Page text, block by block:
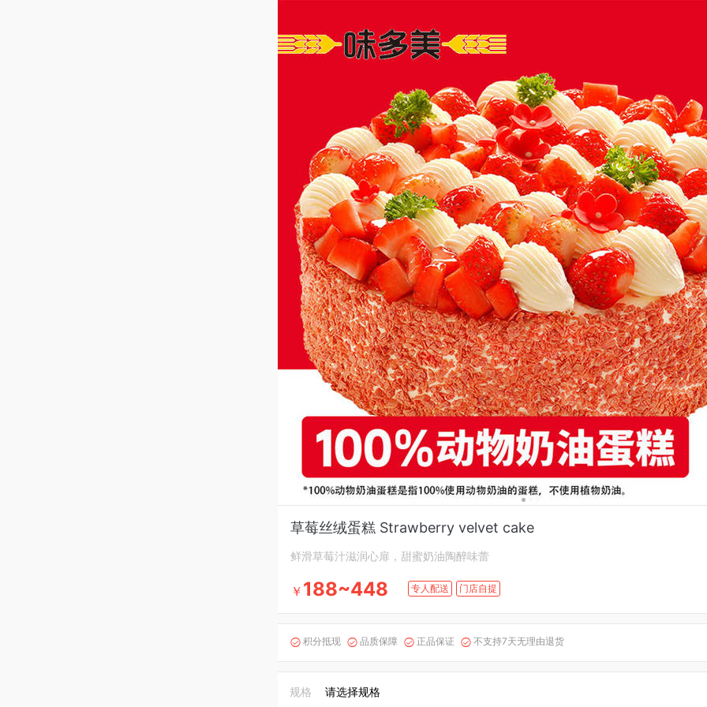
草莓丝绒蛋糕 Strawberry velvet cake
鲜滑草莓汁滋润心扉，甜蜜奶油陶醉味蕾
￥ 188~448 专人配送 门店自提
 积分抵现  品质保障  正品保证  不支持7天无理由退货
规格 请选择规格